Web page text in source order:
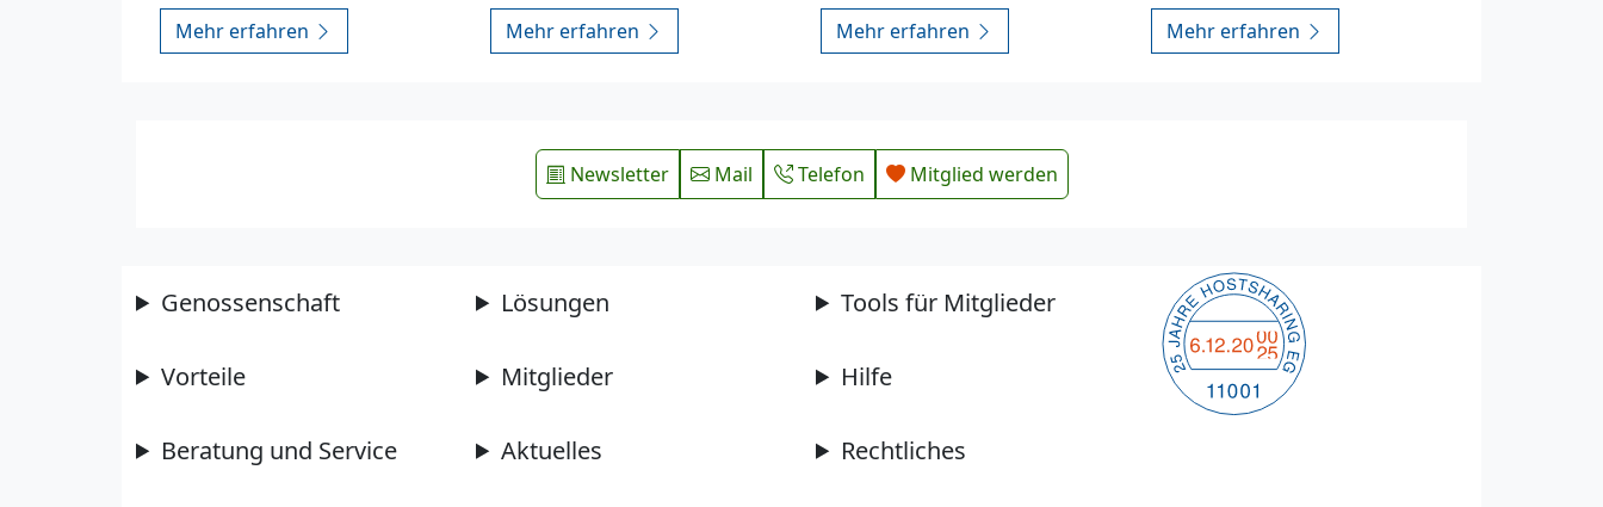
Mehr erfahren Mehr erfahren Mehr erfahren Mehr erfahren
Newsletter Mail Telefon Mitglied werden
Genossenschaft
Vorteile
Beratung und Service
Lösungen
Mitglieder
Aktuelles
Tools für Mitglieder
Hilfe
Rechtliches